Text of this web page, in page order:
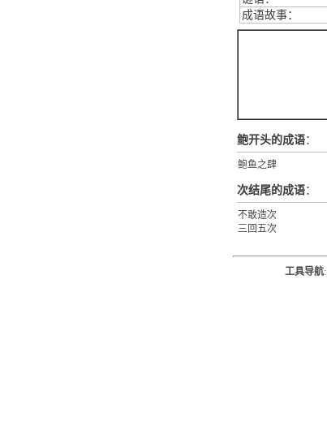
成语故事：
鲍开头的成语：
鲍鱼之肆
次结尾的成语：
不敢造次
三回五次
工具导航: